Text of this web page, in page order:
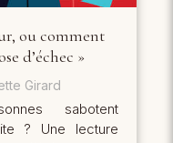
ou comment
d’échec »
Girard
sabotent
? Une lecture